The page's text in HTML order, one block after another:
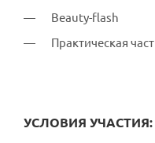
Beauty-flash
Практическая
УСЛОВИЯ УЧАСТИЯ: